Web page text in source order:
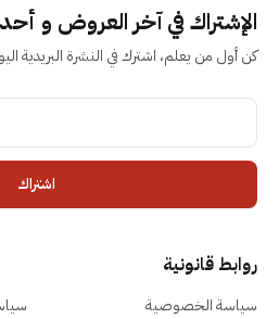
الإشتراك في آخر العروض و
كن أول من يعلم، اشترك في النشرة البريدية
اشتراك
روابط قانونية
سياسة الخصوصية